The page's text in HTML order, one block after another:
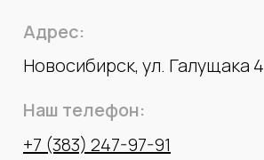
+7 (383) 247-97-91
Новосибирск, ул. Галущака 4
Наш телефон:
Адрес: